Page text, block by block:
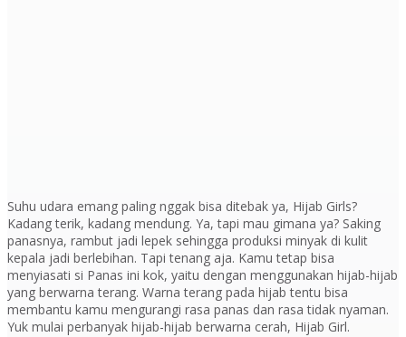
Suhu udara emang paling nggak bisa ditebak ya, Hijab Girls?
Kadang terik, kadang mendung. Ya, tapi mau gimana ya? Saking
panasnya, rambut jadi lepek sehingga produksi minyak di kulit
kepala jadi berlebihan. Tapi tenang aja. Kamu tetap bisa
menyiasati si Panas ini kok, yaitu dengan menggunakan hijab-hijab
yang berwarna terang. Warna terang pada hijab tentu bisa
membantu kamu mengurangi rasa panas dan rasa tidak nyaman.
Yuk mulai perbanyak hijab-hijab berwarna cerah, Hijab Girl.